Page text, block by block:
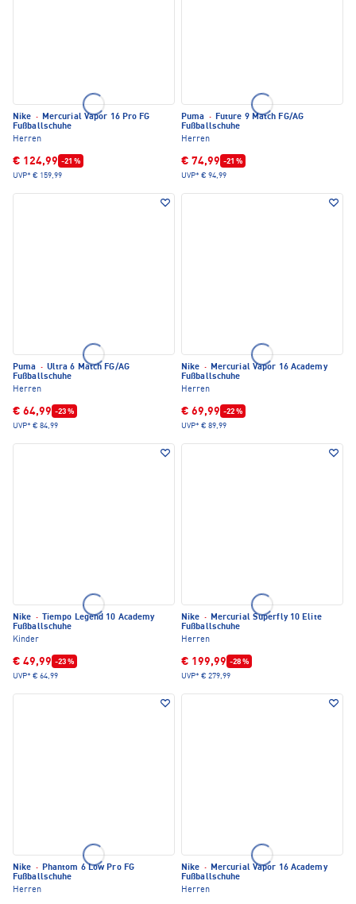
Nike · Mercurial Vapor 16 Pro FG
Fußballschuhe
Herren
€ 124,99 -21 %
UVP* € 159,99
Puma · Future 9 Match FG/AG
Fußballschuhe
Herren
€ 74,99 -21 %
UVP* € 94,99
Puma · Ultra 6 Match FG/AG
Fußballschuhe
Herren
€ 64,99 -23 %
UVP* € 84,99
Nike · Mercurial Vapor 16 Academy
Fußballschuhe
Herren
€ 69,99 -22 %
UVP* € 89,99
Nike ·
Tiempo Legend 10 Academy
Fußballschuhe
Kinder
€ 49,99 -23 %
UVP* € 64,99
Nike · Mercurial Superfly 10 Elite
Fußballschuhe
Herren
€ 199,99 -28 %
UVP* € 279,99
Nike · Phantom 6 Low Pro FG
Fußballschuhe
Herren
Nike · Mercurial Vapor 16 Academy
Fußballschuhe
Herren